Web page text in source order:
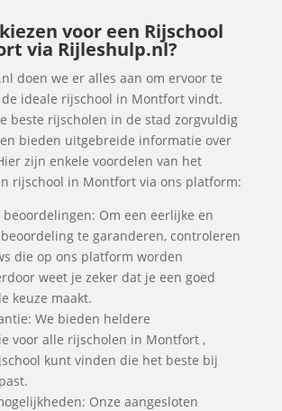
voor een Rijschool
via Rijleshulp.nl?
doen we er alles aan om ervoor te
ideale rijschool in Montfort vindt.
beste rijscholen in de stad zorgvuldig
bieden uitgebreide informatie over
zijn enkele voordelen van het
rijschool in Montfort via ons platform:
beoordelingen: Om een eerlijke en
te garanderen, controleren
die op ons platform worden
weet je zeker dat je een goed
keuze maakt.
We bieden heldere
voor alle rijscholen in Montfort ,
kunt vinden die het beste bij
Onze aangesloten